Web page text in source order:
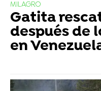
MILAGRO
Gatita
después de
en